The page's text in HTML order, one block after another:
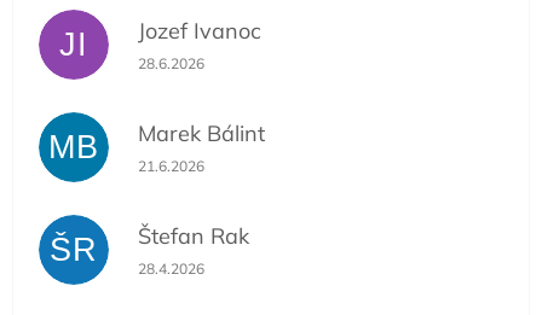
JI Jozef Ivanoc
Hodnotenie obchodu je 5 z 5 hviezdičiek.
28.6.2026
MB Marek Bálint
Hodnotenie obchodu je 5 z 5 hviezdičiek.
21.6.2026
ŠR Štefan Rak
Hodnotenie obchodu je 5 z 5 hviezdičiek.
28.4.2026